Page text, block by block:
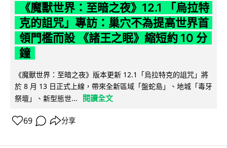
《魔獸世界：至暗之夜》12.1 「烏拉特
克的詛咒」專訪：巢穴不為提高世界首
領門檻而設 《諸王之眠》縮短約 10 分
鐘
《魔獸世界：至暗之夜》版本更新 12.1「烏拉特克的詛咒」將
於 8 月 13 日正式上線，帶來全新區域「盤蛇島」、地城「毒牙
祭壇」、新型態世...
閱讀全文
69 分享